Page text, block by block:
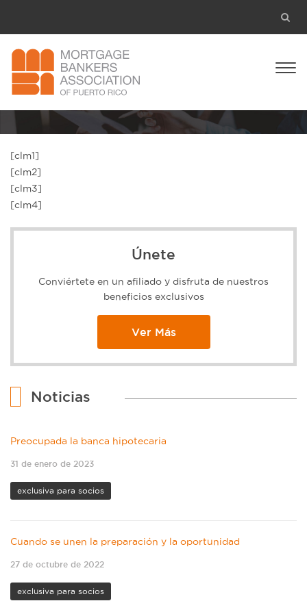
[clm1]
[clm2]
[clm3]
[clm4]
Únete
Conviértete en un afiliado y disfruta de nuestros
beneficios exclusivos
Ver Más
Noticias
Preocupada la banca hipotecaria
31 de enero de 2023
exclusiva para socios
Cuando se unen la preparación y la oportunidad
27 de octubre de 2022
exclusiva para socios